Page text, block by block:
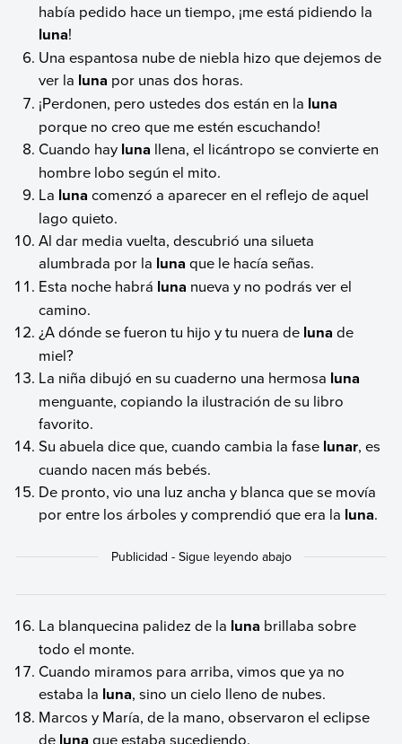
había pedido hace un tiempo, ¡me está pidiendo la
luna!
Una espantosa nube de niebla hizo que dejemos de
ver la luna por unas dos horas.
¡Perdonen, pero ustedes dos están en la luna
porque no creo que me estén escuchando!
Cuando hay luna llena, el licántropo se convierte en
hombre lobo según el mito.
La luna comenzó a aparecer en el reflejo de aquel
lago quieto.
Al dar media vuelta, descubrió una silueta
alumbrada por la luna que le hacía señas.
Esta noche habrá luna nueva y no podrás ver el
camino.
¿A dónde se fueron tu hijo y tu nuera de luna de
miel?
La niña dibujó en su cuaderno una hermosa luna
menguante, copiando la ilustración de su libro
favorito.
Su abuela dice que, cuando cambia la fase lunar, es
cuando nacen más bebés.
De pronto, vio una luz ancha y blanca que se movía
por entre los árboles y comprendió que era la luna.
La blanquecina palidez de la luna brillaba sobre
todo el monte.
Cuando miramos para arriba, vimos que ya no
estaba la luna, sino un cielo lleno de nubes.
Marcos y María, de la mano, observaron el eclipse
de luna que estaba sucediendo.